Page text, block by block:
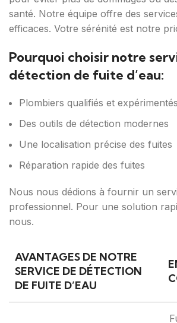
santé. Notre équipe offre des
efficaces. Votre sérénité est notre
Pourquoi choisir notre
détection de fuite d’eau:
Plombiers qualifiés et expérimentés
Des outils de détection modernes
Une localisation précise des fuites
Réparation rapide des fuites
Nous nous dédions à fournir un
professionnel. Pour une solution
nous.
AVANTAGES DE NOTRE
SERVICE DE DÉTECTION
DE FUITE D’EAU